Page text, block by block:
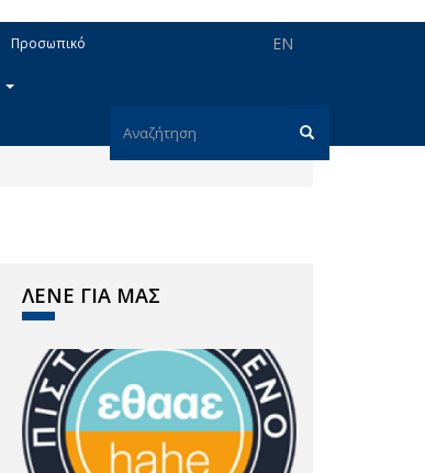
EN
Προσωπικό
Φόρμα
ΛΕΝΕ ΓΙΑ ΜΑΣ